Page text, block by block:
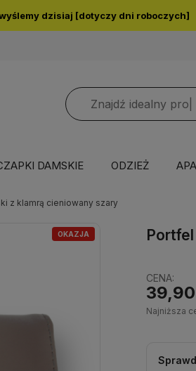
dzisiaj [dotyczy dni roboczych]
DAMSKIE ODZIEŻ
z klamrą cieniowany szary
OKAZJA
CENA:
39,90
Najniższa